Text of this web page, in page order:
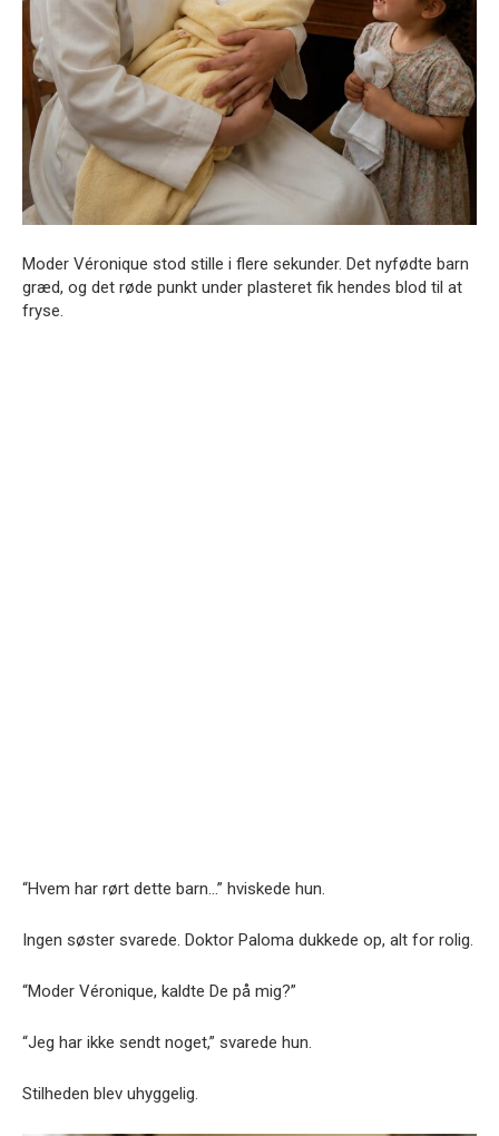
Moder Véronique stod stille i flere sekunder. Det nyfødte barn
græd, og det røde punkt under plasteret fik hendes blod til at
fryse.
“Hvem har rørt dette barn…” hviskede hun.
Ingen søster svarede. Doktor Paloma dukkede op, alt for rolig.
“Moder Véronique, kaldte De på mig?”
“Jeg har ikke sendt noget,” svarede hun.
Stilheden blev uhyggelig.